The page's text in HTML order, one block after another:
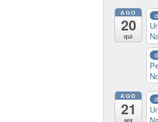
AGO
20
qui
AGO
21
sex